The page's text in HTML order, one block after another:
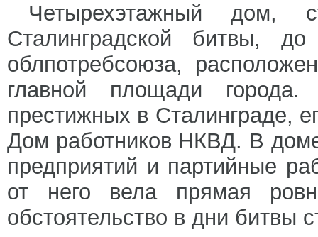
Четырехэтажный дом,
Сталинградской битвы,
облпотребсоюза,
главной площади
престижных в Сталинграде,
Дом работников НКВД. В
предприятий и партийные
от него вела прямая
обстоятельство в дни битвы